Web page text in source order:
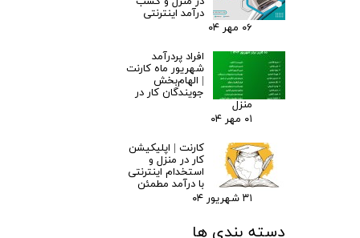
درآمد اینترنتی
۰۶ مهر ۰۴
افراد پردرآمد
شهریور ماه کارنت
| الهام‌بخش
جویندگان کار در
منزل
۰۱ مهر ۰۴
کارنت | اپلیکیشن
کار در منزل و
استخدام اینترنتی
با درآمد مطمئن
۳۱ شهریور ۰۴
دسته بندی ها